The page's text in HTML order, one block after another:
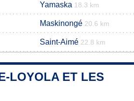
Yamaska 18.3 km
Maskinongé 20.6 km
Saint-Aimé 22.8 km
LOYOLA ET LES